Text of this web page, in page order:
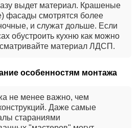
выдет материал. Крашеные
фасады смотрятся более
и служат дольше. Если
обустроить кухню как можно
материал ЛДСП.
особенностям монтажа
не менее важно, чем
Даже самые
стараниями